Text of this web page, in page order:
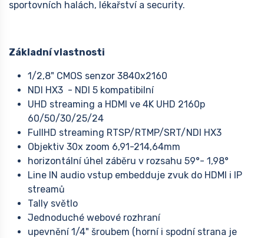
sportovních halách, lékařství a security.
Základní vlastnosti
1/2,8" CMOS senzor 3840x2160
NDI HX3 - NDI 5 kompatibilní
UHD streaming a HDMI ve 4K UHD 2160p
60/50/30/25/24
FullHD streaming RTSP/RTMP/SRT/NDI HX3
Objektiv 30x zoom 6,91-214,64mm
horizontální úhel záběru v rozsahu 59°- 1,98°
Line IN audio vstup embedduje zvuk do HDMI i IP
streamů
Tally světlo
Jednoduché webové rozhraní
upevnění 1/4" šroubem (horní i spodní strana je